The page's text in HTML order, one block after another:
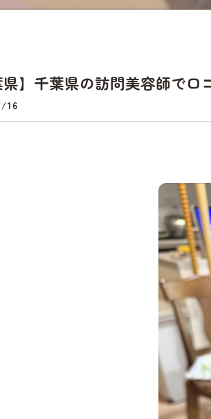
県】千葉県の訪問美容師で口
16